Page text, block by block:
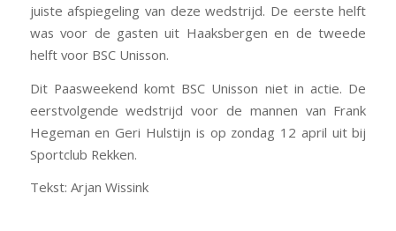
juiste afspiegeling van deze wedstrijd. De eerste helft
was voor de gasten uit Haaksbergen en de tweede
helft voor BSC Unisson.
Dit Paasweekend komt BSC Unisson niet in actie. De
eerstvolgende wedstrijd voor de mannen van Frank
Hegeman en Geri Hulstijn is op zondag 12 april uit bij
Sportclub Rekken.
Tekst: Arjan Wissink